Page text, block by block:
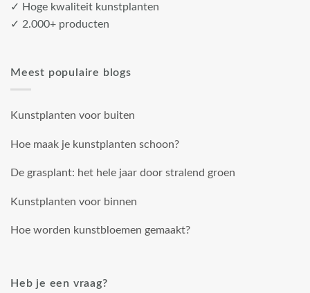
✓ Hoge kwaliteit kunstplanten
✓ 2.000+ producten
Meest populaire blogs
Kunstplanten voor buiten
Hoe maak je kunstplanten schoon?
De grasplant: het hele jaar door stralend groen
Kunstplanten voor binnen
Hoe worden kunstbloemen gemaakt?
Heb je een vraag?